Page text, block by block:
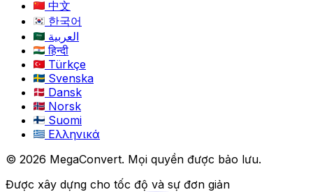
中文
한국어
العربية
हिन्दी
Türkçe
Svenska
Dansk
Norsk
Suomi
Ελληνικά
© 2026 MegaConvert. Mọi quyền được bảo lưu.
Được xây dựng cho tốc độ và sự đơn giản